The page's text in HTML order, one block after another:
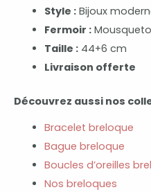
Style :Bijoux
Fermoir :
Taille :44+6 cm
Livraison offerte
Découvrez aussi nos
Bracelet breloque
Bague breloque
Boucles d’oreilles
Nos breloques